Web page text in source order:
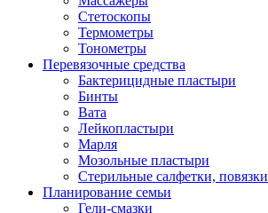
Стетоскопы
Термометры
Тонометры
Перевязочные средства
Бактерицидные пластыри
Бинты
Вата
Лейкопластыри
Марля
Мозольные пластыри
Стерильные салфетки, повязки
Планирование семьи
Гели-смазки